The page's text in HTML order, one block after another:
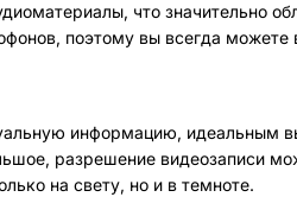
что значительно
поэтому вы всегда можете
информацию, идеальным
разрешение видеозаписи
на свету, но и в темноте.